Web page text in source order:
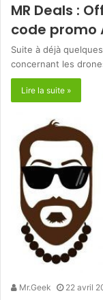
MR Deals :
code promo
Suite à déjà
concernant les
Lire la suite »
Mr.Geek 22 avril